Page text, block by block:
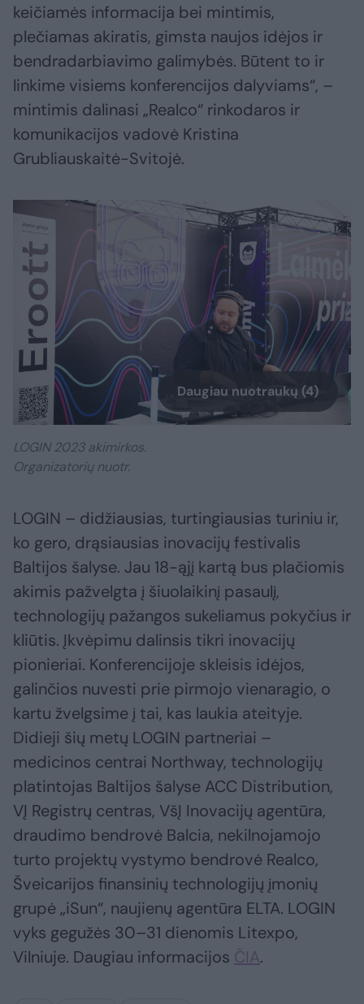
keičiamės informacija bei mintimis,
plečiamas akiratis, gimsta naujos idėjos ir
bendradarbiavimo galimybės. Būtent to ir
linkime visiems konferencijos dalyviams“, –
mintimis dalinasi „Realco“ rinkodaros ir
komunikacijos vadovė Kristina
Grubliauskaitė-Svitojė.
Daugiau nuotraukų (4)
LOGIN 2023 akimirkos.
Organizatorių nuotr.
LOGIN – didžiausias, turtingiausias turiniu ir,
ko gero, drąsiausias inovacijų festivalis
Baltijos šalyse. Jau 18-ąjį kartą bus plačiomis
akimis pažvelgta į šiuolaikinį pasaulį,
technologijų pažangos sukeliamus pokyčius ir
kliūtis. Įkvėpimu dalinsis tikri inovacijų
pionieriai. Konferencijoje skleisis idėjos,
galinčios nuvesti prie pirmojo vienaragio, o
kartu žvelgsime į tai, kas laukia ateityje.
Didieji šių metų LOGIN partneriai –
medicinos centrai Northway, technologijų
platintojas Baltijos šalyse ACC Distribution,
VĮ Registrų centras, VšĮ Inovacijų agentūra,
draudimo bendrovė Balcia, nekilnojamojo
turto projektų vystymo bendrovė Realco,
Šveicarijos finansinių technologijų įmonių
grupė „iSun“, naujienų agentūra ELTA. LOGIN
vyks gegužės 30–31 dienomis Litexpo,
Vilniuje. Daugiau informacijos ČIA.